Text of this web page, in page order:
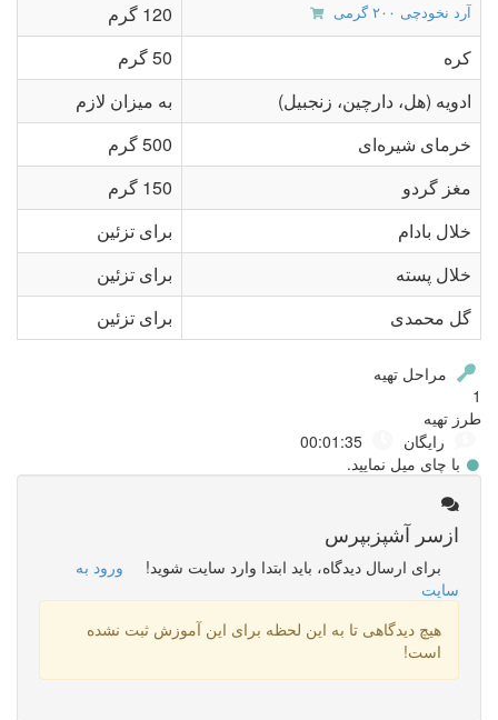
آرد نخودچی ۲۰۰ گرمی
120 گرم
کره
50 گرم
ادویه (هل، دارچین، زنجبیل)
به میزان لازم
خرمای شیره‌ای
500 گرم
مغز گردو
150 گرم
خلال بادام
برای تزئین
خلال پسته
برای تزئین
گل محمدی
برای تزئین
مراحل تهیه
1
طرز تهیه
رایگان
با چای میل نمایید.
از سر آشپز بپرس
برای ارسال دیدگاه، باید ابتدا وارد سایت شوید!
ورود به
سایت
هیچ دیدگاهی تا به این لحظه برای این آموزش ثبت نشده
است!